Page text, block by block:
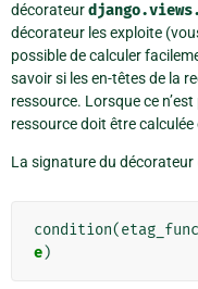
décorateur
décorateur les exploite
possible de calculer
savoir si les en-têtes de la
ressource. Lorsque ce
ressource doit être
La signature du décorateur
condition(etag_func
e)